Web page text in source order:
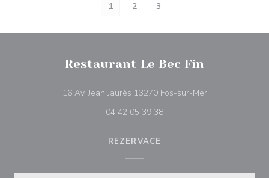
1 2 3
Restaurant Le Bec Fin
16 Av. Jean Jaurès 13270 Fos-sur-Mer((otevře se v
04 42 05 39 38
REZERVACE